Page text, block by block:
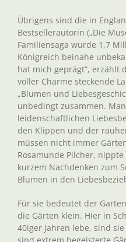
Übrigens sind die in
Bestsellerautorin („Die
Familiensaga wurde 1,7
Königreich beinahe
hat mich geprägt“, erzählt
voller Charme steckende
„Blumen und
unbedingt zusammen.
leidenschaftlichen
den Klippen und der
müssen nicht immer
Rosamunde Pilcher,
kurzem Nachdenken zum
Blumen in den
Für sie bedeutet der
die Gärten klein. Hier in
40iger Jahren lebe, sind
sind extrem begeisterte